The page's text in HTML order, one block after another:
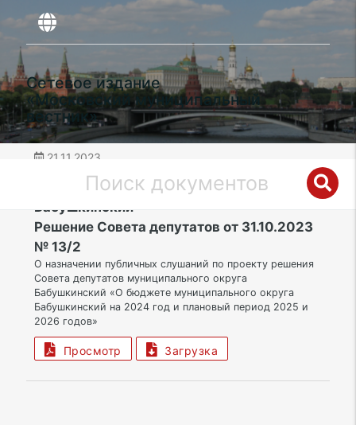
Сетевое издание
«Московский муниципальный
вестник»
21.11.2023
СВАО | Муниципальный округ
Бабушкинский
Решение Совета депутатов от 31.10.2023
№ 13/2
О назначении публичных слушаний по проекту решения
Совета депутатов муниципального округа
Бабушкинский «О бюджете муниципального округа
Бабушкинский на 2024 год и плановый период 2025 и
2026 годов»
Просмотр Загрузка